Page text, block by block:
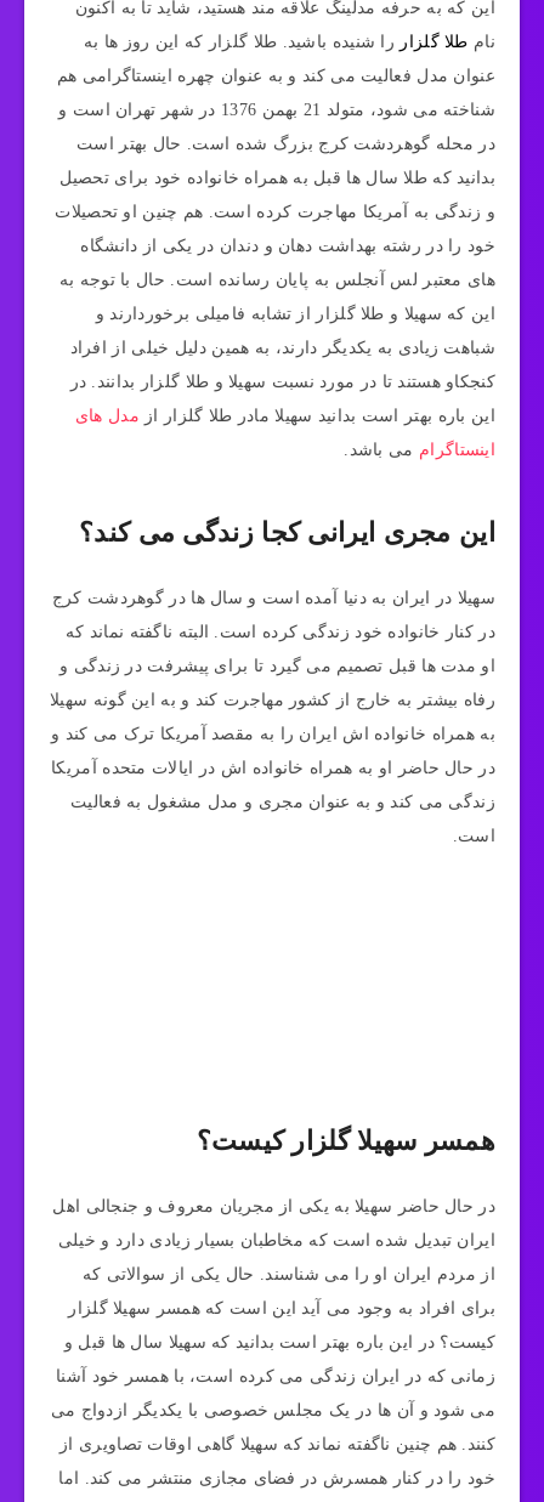
این که به حرفه مدلینگ علاقه مند هستید، شاید تا به اکنون
نام طلا گلزار را شنیده باشید. طلا گلزار که این روز ها به
عنوان مدل فعالیت می‌ کند و به عنوان چهره اینستاگرامی هم
شناخته می‌ شود، متولد 21 بهمن 1376 در شهر تهران است و
در محله گوهردشت کرج بزرگ شده است. حال بهتر است
بدانید که طلا سال ها قبل به همراه خانواده خود برای تحصیل
و زندگی به آمریکا مهاجرت کرده است. هم چنین او تحصیلات
خود را در رشته بهداشت دهان و دندان در یکی از دانشگاه‌
های معتبر لس آنجلس به پایان رسانده است. حال با توجه به
این که سهیلا و طلا گلزار از تشابه فامیلی برخوردارند و
شباهت زیادی به یکدیگر دارند، به همین دلیل خیلی از افراد
کنجکاو هستند تا در مورد نسبت سهیلا و طلا گلزار بدانند. در
این باره بهتر است بدانید سهیلا مادر طلا گلزار از مدل های
اینستاگرام می باشد.
این مجری ایرانی کجا زندگی می کند؟
سهیلا در ایران به دنیا آمده است و سال‌ ها در گوهردشت کرج
در کنار خانواده خود زندگی کرده است. البته ناگفته نماند که
او مدت ها قبل تصمیم می‌ گیرد تا برای پیشرفت در زندگی و
رفاه بیشتر به خارج از کشور مهاجرت کند و به این گونه سهیلا
به همراه خانواده اش ایران را به مقصد آمریکا ترک می کند و
در حال حاضر او به همراه خانواده اش در ایالات متحده آمریکا
زندگی می‌ کند و به عنوان مجری و مدل مشغول به فعالیت
است.
همسر سهیلا گلزار کیست؟
در حال حاضر سهیلا به یکی از مجریان معروف و جنجالی اهل
ایران تبدیل شده است که مخاطبان بسیار زیادی دارد و خیلی
از مردم ایران او را می شناسند. حال یکی از سوالاتی که
برای افراد به وجود می‌ آید این است که همسر سهیلا گلزار
کیست؟ در این باره بهتر است بدانید که سهیلا سال‌ ها قبل و
زمانی که در ایران زندگی می کرده است، با همسر خود آشنا
می‌ شود و آن ها در یک مجلس خصوصی با یکدیگر ازدواج می
کنند. هم چنین ناگفته‌ نماند که سهیلا گاهی اوقات تصاویری از
خود را در کنار همسرش در فضای مجازی منتشر می‌ کند. اما